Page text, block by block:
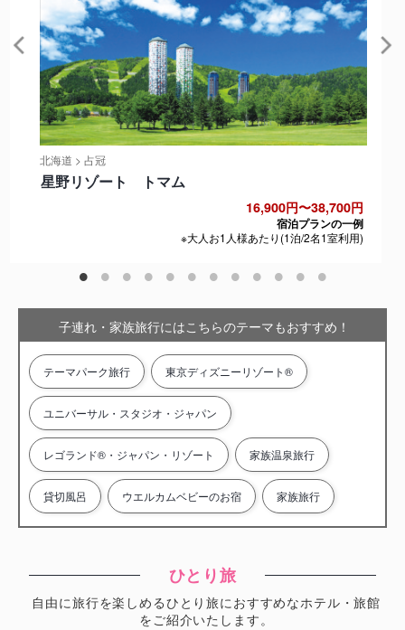
北海道 > 占冠
星野リゾート トマム
16,900円〜38,700円
宿泊プランの一例
※大人お1人様あたり(1泊/2名1室利用)
子連れ・家族旅行にはこちらのテーマもおすすめ！
テーマパーク旅行 東京ディズニーリゾート®
ユニバーサル・スタジオ・ジャパン
レゴランド®・ジャパン・リゾート 家族温泉旅行
貸切風呂 ウエルカムベビーのお宿 家族旅行
ひとり旅
自由に旅行を楽しめるひとり旅におすすめなホテル・旅館
をご紹介いたします。